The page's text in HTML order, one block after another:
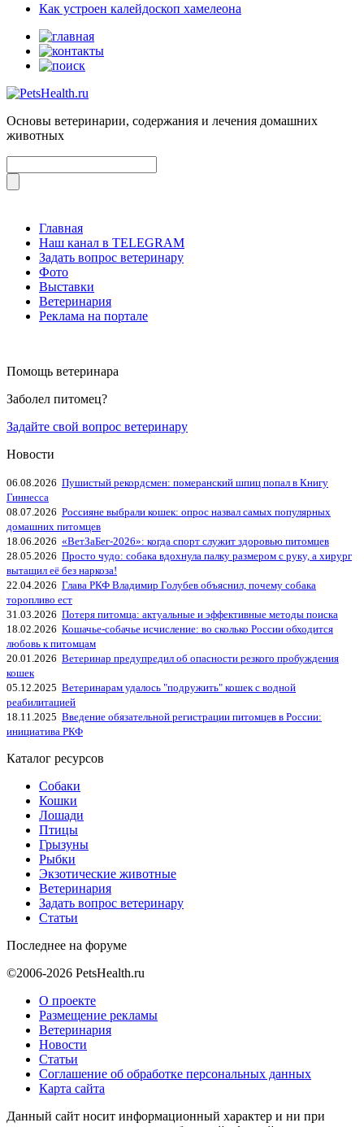
Как устроен калейдоскоп хамелеона
Основы ветеринарии, содержания и лечения домашних
животных
Главная
Наш канал в TELEGRAM
Задать вопрос ветеринару
Фото
Выставки
Ветеринария
Реклама на портале
Помощь ветеринара
Заболел питомец?
Задайте свой вопрос ветеринару
Новости
06.08.2026 Пушистый рекордсмен: померанский шпиц попал в Книгу
Гиннесса
08.07.2026 Россияне выбрали кошек: опрос назвал самых популярных
домашних питомцев
18.06.2026 «ВетЗаБег‑2026»: когда спорт служит здоровью питомцев
28.05.2026 Просто чудо: собака вдохнула палку размером с руку, а хирург
вытащил её без наркоза!
22.04.2026 Глава РКФ Владимир Голубев объяснил, почему собака
торопливо ест
31.03.2026 Потеря питомца: актуальные и эффективные методы поиска
18.02.2026 Кошачье-собачье исчисление: во сколько России обходится
любовь к питомцам
20.01.2026 Ветеринар предупредил об опасности резкого пробуждения
кошек
05.12.2025 Ветеринарам удалось "подружить" кошек с водной
реабилитацией
18.11.2025 Введение обязательной регистрации питомцев в России:
инициатива РКФ
Каталог ресурсов
Собаки
Кошки
Лошади
Птицы
Грызуны
Рыбки
Экзотические животные
Ветеринария
Задать вопрос ветеринару
Статьи
Последнее на форуме
©2006-2026 PetsHealth.ru
О проекте
Размещение рекламы
Ветеринария
Новости
Статьи
Соглашение об обработке персональных данных
Карта сайта
Данный сайт носит информационный характер и ни при